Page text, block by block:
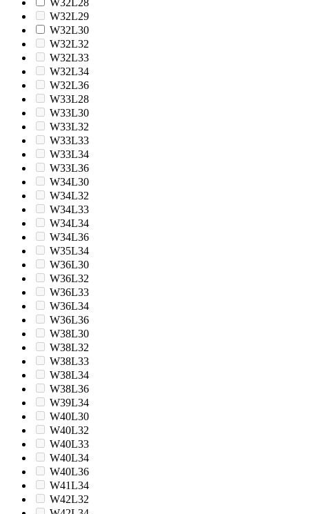
W32L28
W32L29
W32L30
W32L32
W32L33
W32L34
W32L36
W33L28
W33L30
W33L32
W33L33
W33L34
W33L36
W34L30
W34L32
W34L33
W34L34
W34L36
W35L34
W36L30
W36L32
W36L33
W36L34
W36L36
W38L30
W38L32
W38L33
W38L34
W38L36
W39L34
W40L30
W40L32
W40L33
W40L34
W40L36
W41L34
W42L32